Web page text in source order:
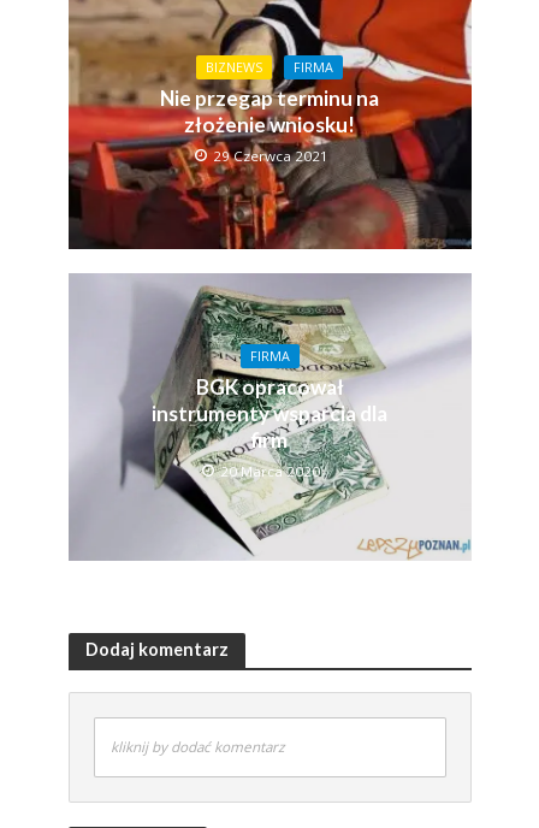
BIZNEWS FIRMA
Nie przegap terminu na
złożenie wniosku!
29 Czerwca 2021
FIRMA
BGK opracował
instrumenty wsparcia dla
firm
20 Marca 2020
Dodaj komentarz
kliknij by dodać komentarz